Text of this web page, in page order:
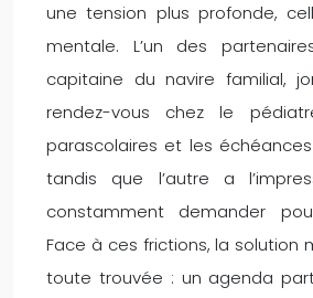
une tension plus profonde,
mentale. L’un des
capitaine du navire familial,
rendez-vous chez le
parascolaires et les
tandis que l’autre a
constamment demander
Face à ces frictions, la solution
toute trouvée : un agenda